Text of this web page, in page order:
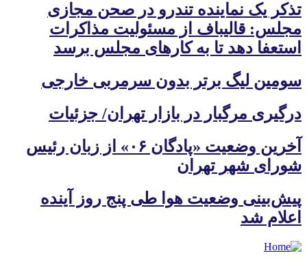
تذکر یک نماینده تندرو در صحن مجازی
مجلس: قالیباف از مسئولیت مذاکرات
استعفا دهد تا به کارهای مجلس برسد
سومین لیگ برتر بدون سرمربی خارجی
درگیری مرگبار در بازار تهران/ جزئیات
آخرین وضعیت «پادگان ۰۶» از زبان رئیس
شورای شهر تهران
پیش‌بینی وضعیت هوا طی پنج روز آینده
اعلام شد